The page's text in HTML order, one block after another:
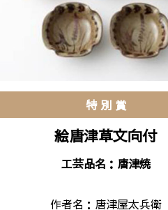
特 別 賞
絵唐津草文向付
工芸品名：唐津焼
作者名： 唐津屋太兵衛